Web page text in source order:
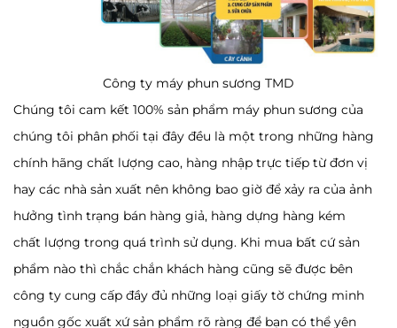
Công ty máy phun sương TMD
Chúng tôi cam kết 100% sản phẩm máy phun sương của
chúng tôi phân phối tại đây đều là một trong những hàng
chính hãng chất lượng cao, hàng nhập trực tiếp từ đơn vị
hay các nhà sản xuất nên không bao giờ để xảy ra của ảnh
hưởng tình trạng bán hàng giả, hàng dựng hàng kém
chất lượng trong quá trình sử dụng. Khi mua bất cứ sản
phẩm nào thì chắc chắn khách hàng cũng sẽ được bên
công ty cung cấp đầy đủ những loại giấy tờ chứng minh
nguồn gốc xuất xứ sản phẩm rõ ràng để bạn có thể yên